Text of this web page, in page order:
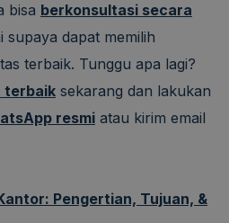
bisa berkonsultasi secara
supaya dapat memilih
terbaik. Tunggu apa lagi?
terbaik sekarang dan lakukan
resmi atau kirim email
Pengertian, Tujuan, &